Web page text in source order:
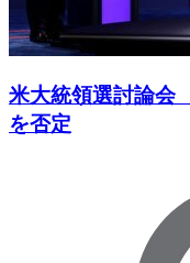
米大統領選討論会
を否定